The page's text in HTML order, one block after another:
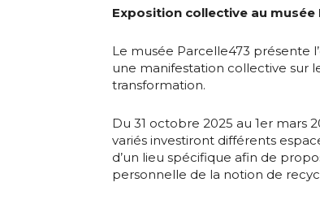
Exposition collective au musée
Le musée Parcelle473 présente
une manifestation collective sur
transformation.
Du 31 octobre 2025 au 1er mars
variés investiront différents
d’un lieu spécifique afin de
personnelle de la notion de